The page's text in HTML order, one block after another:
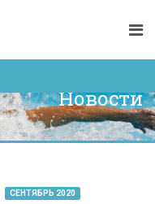
Новости
СЕНТЯБРЬ 2020